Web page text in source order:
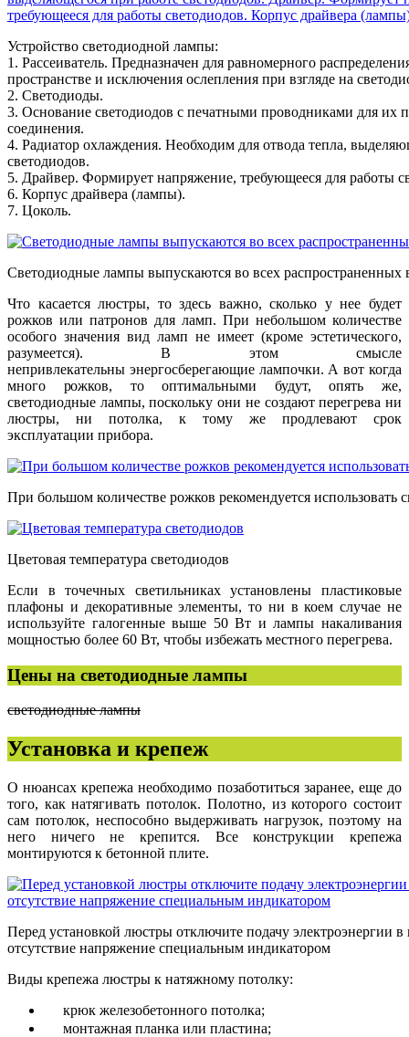
Устройство светодиодной лампы:
1. Рассеиватель. Предназначен для равномерного
пространстве и исключения ослепления при взгляде на
2. Светодиоды.
3. Основание светодиодов с печатными проводниками для их
соединения.
4. Радиатор охлаждения. Необходим для отвода тепла,
светодиодов.
5. Драйвер. Формирует напряжение, требующееся для работы
6. Корпус драйвера (лампы).
7. Цоколь.
Светодиодные лампы выпускаются во всех распространенных
Что касается люстры, то здесь важно, сколько у нее будет
рожков или патронов для ламп. При небольшом количестве
особого значения вид ламп не имеет (кроме эстетического,
разумеется). В этом смысле
непривлекательны энергосберегающие лампочки. А вот когда
много рожков, то оптимальными будут, опять же,
светодиодные лампы, поскольку они не создают перегрева ни
люстры, ни потолка, к тому же продлевают срок
эксплуатации прибора.
При большом количестве рожков рекомендуется использовать
Цветовая температура светодиодов
Если в точечных светильниках установлены пластиковые
плафоны и декоративные элементы, то ни в коем случае не
используйте галогенные выше 50 Вт и лампы накаливания
мощностью более 60 Вт, чтобы избежать местного перегрева.
Цены на светодиодные лампы
светодиодные лампы
Установка и крепеж
О нюансах крепежа необходимо позаботиться заранее, еще до
того, как натягивать потолок. Полотно, из которого состоит
сам потолок, неспособно выдерживать нагрузок, поэтому на
него ничего не крепится. Все конструкции крепежа
монтируются к бетонной плите.
Перед установкой люстры отключите подачу электроэнергии в
отсутствие напряжение специальным индикатором
Виды крепежа люстры к натяжному потолку:
крюк железобетонного потолка;
монтажная планка или пластина;